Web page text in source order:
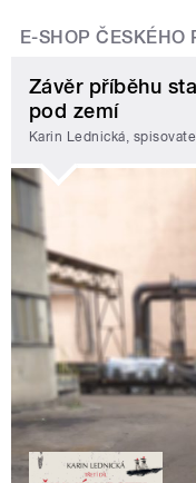
E-SHOP ČESKÉHO
Závěr příběhu
pod zemí
Karin Lednická,